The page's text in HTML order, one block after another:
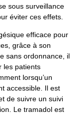
sous surveillance
éviter ces effets.
efficace pour
grâce à son
sans ordonnance, il
les patients
lorsqu’un
accessible. Il est
de suivre un suivi
Le tramadol est